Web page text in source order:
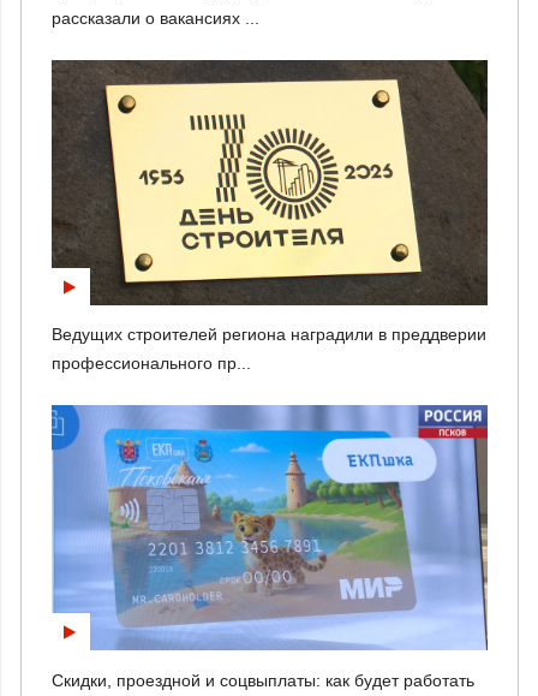
рассказали о вакансиях ...
Ведущих строителей региона наградили в преддверии
профессионального пр...
Скидки, проездной и соцвыплаты: как будет работать